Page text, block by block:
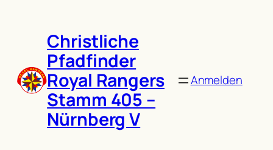
Christliche
Pfadfinder
Royal Rangers
Stamm 405 –
Nürnberg V
Anmelden